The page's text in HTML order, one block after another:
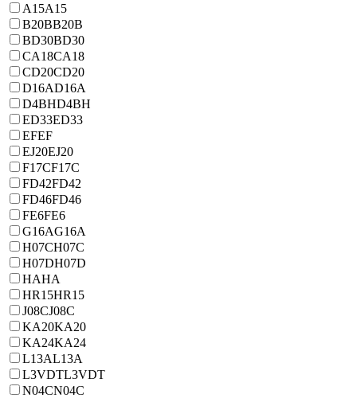
A15A15
B20BB20B
BD30BD30
CA18CA18
CD20CD20
D16AD16A
D4BHD4BH
ED33ED33
EFEF
EJ20EJ20
F17CF17C
FD42FD42
FD46FD46
FE6FE6
G16AG16A
H07CH07C
H07DH07D
HAHA
HR15HR15
J08CJ08C
KA20KA20
KA24KA24
L13AL13A
L3VDTL3VDT
N04CN04C